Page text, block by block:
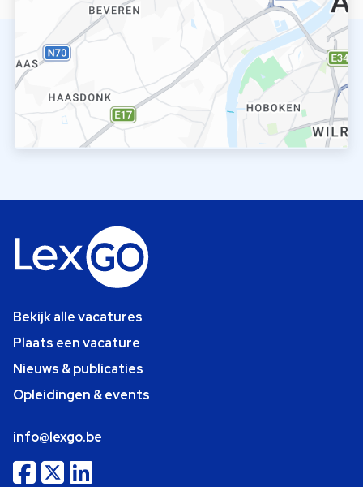
Bekijk alle vacatures
Plaats een vacature
Nieuws & publicaties
Opleidingen & events
info@lexgo.be